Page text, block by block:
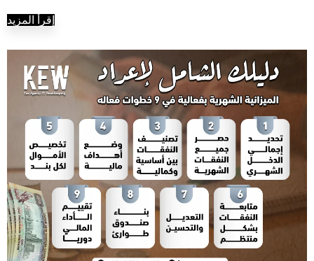
إقرأ المزيد